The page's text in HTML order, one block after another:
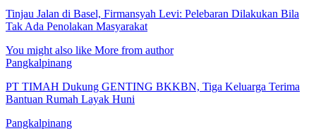
Tinjau Jalan di Basel, Firmansyah Levi: Pelebaran Dilakukan Bila
Tak Ada Penolakan Masyarakat
You might also like More from author
Pangkalpinang
PT TIMAH Dukung GENTING BKKBN, Tiga Keluarga Terima
Bantuan Rumah Layak Huni
Pangkalpinang